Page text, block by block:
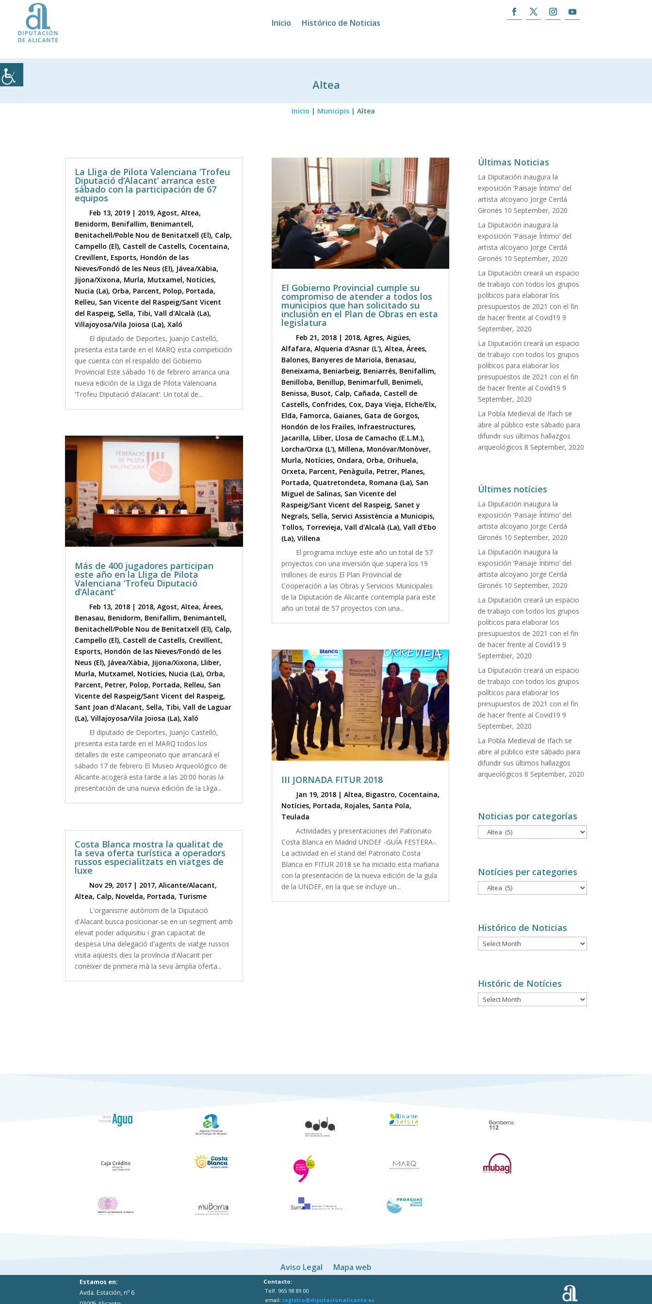
Inicio Histórico de Noticias
Altea
Inicio | Municipis | Altea
La Lliga de Pilota Valenciana ‘Trofeu
Diputació d’Alacant’ arranca este
sábado con la participación de 67
equipos
Feb 13, 2019 | 2019,Agost,Altea,
Benidorm, Benifallim, Benimantell,
Benitachell/Poble Nou de Benitatxell (El), Calp,
Campello (El), Castell de Castells, Cocentaina,
Crevillent, Esports, Hondón de las
Nieves/Fondó de les Neus (El), Jávea/Xàbia,
Jijona/Xixona, Murla, Mutxamel, Notícies,
Nucia (La), Orba, Parcent, Polop, Portada,
Relleu, San Vicente del Raspeig/Sant Vicent
del Raspeig, Sella, Tibi,Vall d'Alcalà (La),
Villajoyosa/Vila Joiosa (La),Xaló
El diputado de Deportes, Juanjo Castelló,
presenta esta tarde en el MARQ esta competición
que cuenta con el respaldo del Gobierno
Provincial Este sábado 16 de febrero arranca una
nueva edición de la Lliga de Pilota Valenciana
‘Trofeu Diputació d’Alacant’. Un total de...
Más de 400 jugadores participan
este año en la Lliga de Pilota
Valenciana ‘Trofeu Diputació
d’Alacant’
Feb 13, 2018 | 2018,Agost,Altea,Árees,
Benasau, Benidorm, Benifallim, Benimantell,
Benitachell/Poble Nou de Benitatxell (El), Calp,
Campello (El), Castell de Castells, Crevillent,
Esports, Hondón de las Nieves/Fondó de les
Neus (El), Jávea/Xàbia, Jijona/Xixona, Lliber,
Murla, Mutxamel, Notícies, Nucia (La), Orba,
Parcent, Petrer, Polop, Portada, Relleu, San
Vicente del Raspeig/Sant Vicent del Raspeig,
Sant Joan d'Alacant, Sella, Tibi,Vall de Laguar
(La),Villajoyosa/Vila Joiosa (La),Xaló
El diputado de Deportes, Juanjo Castelló,
presenta esta tarde en el MARQ todos los
detalles de este campeonato que arrancará el
sábado 17 de febrero El Museo Arqueológico de
Alicante acogerá esta tarde a las 20:00 horas la
presentación de una nueva edición de la Lliga...
Costa Blanca mostra la qualitat de
la seva oferta turística a operadors
russos especialitzats en viatges de
luxe
Nov 29, 2017 | 2017,Alicante/Alacant,
Altea, Calp, Novelda, Portada, Turisme
L'organisme autònom de la Diputació
d'Alacant busca posicionar-se en un segment amb
elevat poder adquisitiu i gran capacitat de
despesa Una delegació d'agents de viatge russos
visita aquests dies la província d'Alacant per
conèixer de primera mà la seva àmplia oferta...
El Gobierno Provincial cumple su
compromiso de atender a todos los
municipios que han solicitado su
inclusión en el Plan de Obras en esta
legislatura
Feb 21, 2018| 2018, Agres, Aigües,
Alfafara, Alqueria d'Asnar (L'), Altea, Árees,
Balones, Banyeres de Mariola, Benasau,
Beneixama, Beniarbeig, Beniarrés, Benifallim,
Benilloba, Benillup, Benimarfull, Benimeli,
Benissa, Busot, Calp, Cañada, Castell de
Castells, Confrides, Cox, Daya Vieja, Elche/Elx,
Elda, Famorca, Gaianes, Gata de Gorgos,
Hondón de los Frailes, Infraestructures,
Jacarilla, Lliber, Llosa de Camacho (E.L.M.),
Lorcha/Orxa (L'), Millena, Monóvar/Monòver,
Murla, Notícies, Ondara, Orba, Orihuela,
Orxeta, Parcent, Penàguila, Petrer, Planes,
Portada, Quatretondeta, Romana (La), San
Miguel de Salinas, San Vicente del
Raspeig/Sant Vicent del Raspeig, Sanet y
Negrals, Sella, Servici Assistència a Municipis,
Tollos, Torrevieja, Vall d'Alcalà (La), Vall d'Ebo
(La), Villena
El programa incluye este año un total de 57
proyectos con una inversión que supera los 19
millones de euros El Plan Provincial de
Cooperación a las Obras y Servicios Municipales
de la Diputación de Alicante contempla para este
año un total de 57 proyectos con una...
III JORNADA FITUR 2018
Jan 19, 2018| Altea, Bigastro, Cocentaina,
Notícies, Portada, Rojales, Santa Pola,
Teulada
Actividades y presentaciones del Patronato
Costa Blanca en Madrid UNDEF -GUÍA FESTERA-.
La actividad en el stand del Patronato Costa
Blanca en FITUR 2018 se ha iniciado esta mañana
con la presentación de la nueva edición de la guía
de la UNDEF, en la que se incluye un...
Últimas Noticias
La Diputación inaugura la
exposición ‘Paisaje Íntimo’ del
artista alcoyano Jorge Cerdá
Gironés 10 September, 2020
La Diputación inaugura la
exposición ‘Paisaje Íntimo’ del
artista alcoyano Jorge Cerdá
Gironés 10 September, 2020
La Diputación creará un espacio
de trabajo con todos los grupos
políticos para elaborar los
presupuestos de 2021 con el fin
de hacer frente al Covid19 9
September, 2020
La Diputación creará un espacio
de trabajo con todos los grupos
políticos para elaborar los
presupuestos de 2021 con el fin
de hacer frente al Covid19 9
September, 2020
La Pobla Medieval de Ifach se
abre al público este sábado para
difundir sus últimos hallazgos
arqueológicos 8 September, 2020
Últimes notícies
La Diputación inaugura la
exposición ‘Paisaje Íntimo’ del
artista alcoyano Jorge Cerdá
Gironés 10 September, 2020
La Diputación inaugura la
exposición ‘Paisaje Íntimo’ del
artista alcoyano Jorge Cerdá
Gironés 10 September, 2020
La Diputación creará un espacio
de trabajo con todos los grupos
políticos para elaborar los
presupuestos de 2021 con el fin
de hacer frente al Covid19 9
September, 2020
La Diputación creará un espacio
de trabajo con todos los grupos
políticos para elaborar los
presupuestos de 2021 con el fin
de hacer frente al Covid19 9
September, 2020
La Pobla Medieval de Ifach se
abre al público este sábado para
difundir sus últimos hallazgos
arqueológicos 8 September, 2020
Noticias por categorías
Noticias
por
Notícies per categories
Notícies
per
Histórico de Noticias
Histórico
de
Históric de Notícies
Históric
de
Aviso Legal Mapa web
Estamos en:
Avda. Estación, nº 6
Contacto:
Telf. 965 98 89 00
email: registro@diputacionalicante.es